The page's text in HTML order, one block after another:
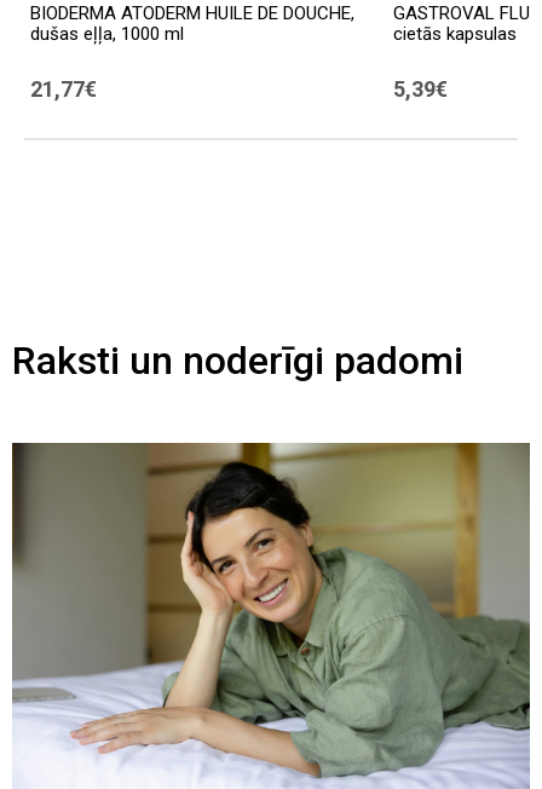
BIODERMA ATODERM HUILE DE DOUCHE,
dušas eļļa, 1000 ml
21,77€
GASTROVAL
cietās kapsulas
5,39€
Raksti un noderīgi padomi